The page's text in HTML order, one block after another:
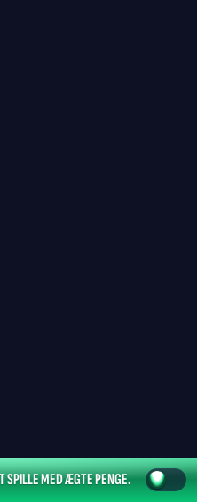
SPILLE MED ÆGTE PENGE.